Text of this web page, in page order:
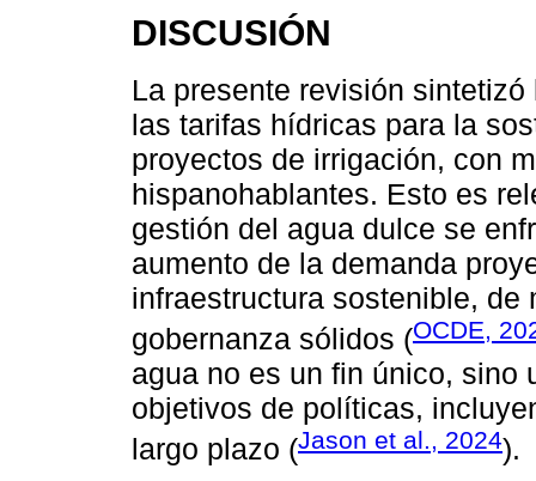
DISCUSIÓN
La presente revisión
las tarifas hídricas para la
proyectos de irrigación, con
hispanohablantes. Esto es
gestión del agua dulce se
aumento de la demanda
infraestructura sostenible,
gobernanza sólidos (OCDE,
agua no es un fin único, sino
objetivos de políticas,
largo plazo (Jason et al., 2024).